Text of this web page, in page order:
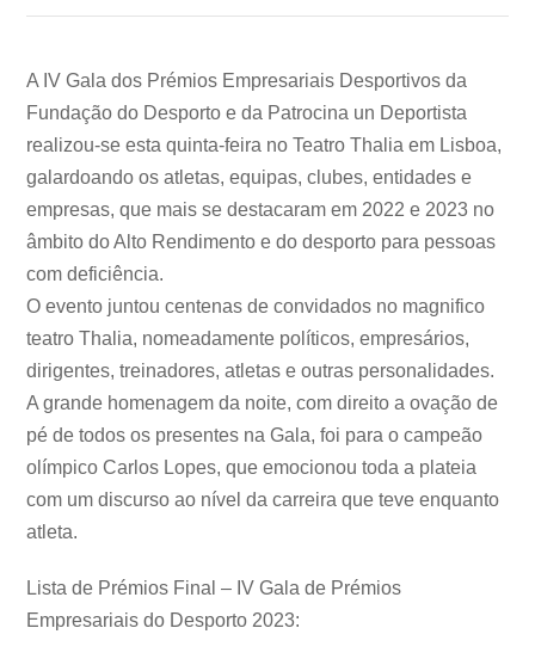
A IV Gala dos Prémios Empresariais Desportivos da
Fundação do Desporto e da Patrocina un Deportista
realizou-se esta quinta-feira no Teatro Thalia em Lisboa,
galardoando os atletas, equipas, clubes, entidades e
empresas, que mais se destacaram em 2022 e 2023 no
âmbito do Alto Rendimento e do desporto para pessoas
com deficiência.
O evento juntou centenas de convidados no magnifico
teatro Thalia, nomeadamente políticos, empresários,
dirigentes, treinadores, atletas e outras personalidades.
A grande homenagem da noite, com direito a ovação de
pé de todos os presentes na Gala, foi para o campeão
olímpico Carlos Lopes, que emocionou toda a plateia
com um discurso ao nível da carreira que teve enquanto
atleta.
Lista de Prémios Final – IV Gala de Prémios
Empresariais do Desporto 2023: